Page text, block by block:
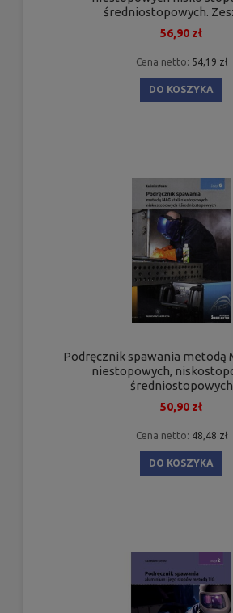
średniostopowych.
56,90 zł
Cena netto: 54,19 zł
DO KOSZYKA
Podręcznik spawania metodą
niestopowych,
średniostopowych
50,90 zł
Cena netto: 48,48 zł
DO KOSZYKA